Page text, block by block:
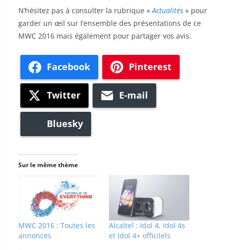
N’hésitez pas à consulter la rubrique «Actualités » pour
garder un œil sur l’ensemble des présentations de ce
MWC 2016 mais également pour partager vos avis.
Facebook Pinterest
Twitter E-mail
Bluesky
Sur le même thème
MWC 2016 : Toutes les
annonces
Alcaltel : Idol 4, Idol 4s
et Idol 4+ officilels